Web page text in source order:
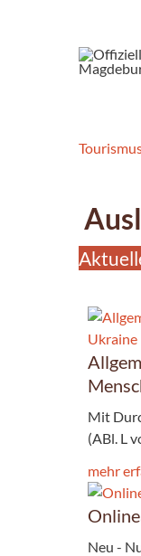
Mit
(ABl. L
mehr
Neu -